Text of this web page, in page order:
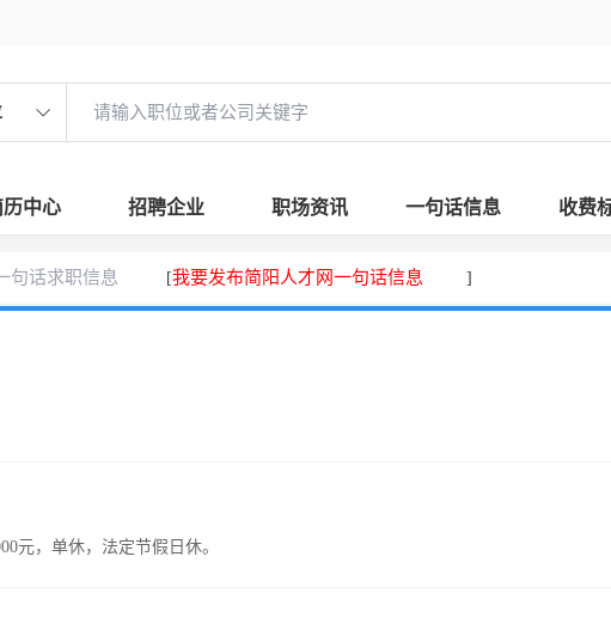
历中心 招聘企业 职场资讯 一句话信息 收费
句话求职信息 [我要发布简阳人才网一句话信息 ]
元，单休，法定节假日休。